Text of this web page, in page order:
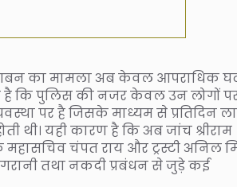
गबन का मामला अब केवल आपराधिक
है कि पुलिस की नजर केवल उन लोगों
पर है जिसके माध्यम से प्रतिदिन
थी। यही कारण है कि अब जांच श्रीराम
महासचिव चंपत राय और ट्रस्टी अनिल
तथा नकदी प्रबंधन से जुड़े कई